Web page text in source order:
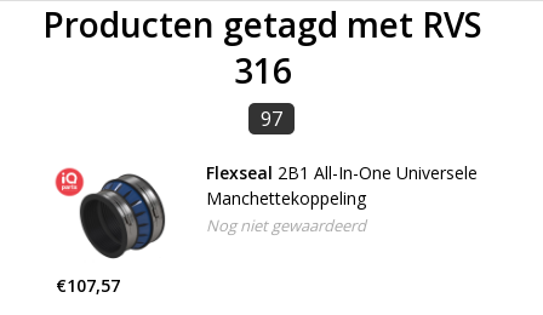
Producten getagd met RVS
316
97
Flexseal 2B1 All-In-One Universele
Manchettekoppeling
Nog niet gewaardeerd
€107,57